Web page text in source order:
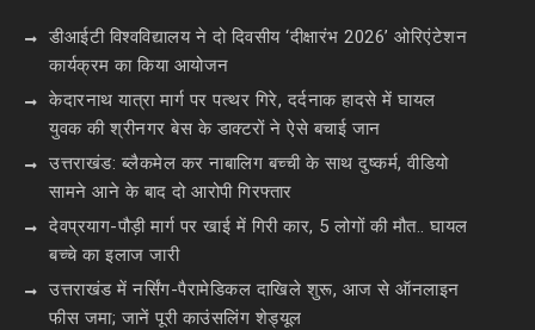
डीआईटी विश्वविद्यालय ने दो दिवसीय ‘दीक्षारंभ 2026’ ओरिएंटेशन
कार्यक्रम का किया आयोजन
केदारनाथ यात्रा मार्ग पर पत्थर गिरे, दर्दनाक हादसे में घायल
युवक की श्रीनगर बेस के डाक्टरों ने ऐसे बचाई जान
उत्तराखंड: ब्लैकमेल कर नाबालिग बच्ची के साथ दुष्कर्म, वीडियो
सामने आने के बाद दो आरोपी गिरफ्तार
देवप्रयाग-पौड़ी मार्ग पर खाई में गिरी कार, 5 लोगों की मौत.. घायल
बच्चे का इलाज जारी
उत्तराखंड में नर्सिंग-पैरामेडिकल दाखिले शुरू, आज से ऑनलाइन
फीस जमा; जानें पूरी काउंसलिंग शेड्यूल